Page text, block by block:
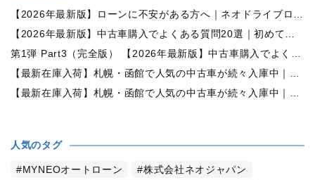
【2026年最新版】ローンに不安がある方へ｜ネオドライブローンの窓口で新しいカーライフをサポート
【2026年最新版】中古車購入でよくある質問20選｜初めての方でも失敗しない完全ガイド【札幌・北海道対応】
第1弾 Part3（完全版） 【2026年最新版】中古車購入でよくある質問20選｜初めての方でも失敗しない完全ガイド【札幌・北海道対応】
【最新在庫入荷】札幌・函館で人気の中古車が続々入庫中｜早い者勝ち！【日産 セレナ2.0HスターVセレクション+Safety 4WD】
【最新在庫入荷】札幌・函館で人気の中古車が続々入庫中｜早い者勝ち！【ホンダ オデッセイ2.4Mエアロパッケージ 4WD】
人気のタグ
MYNEOオートローン
株式会社ネオジャパン